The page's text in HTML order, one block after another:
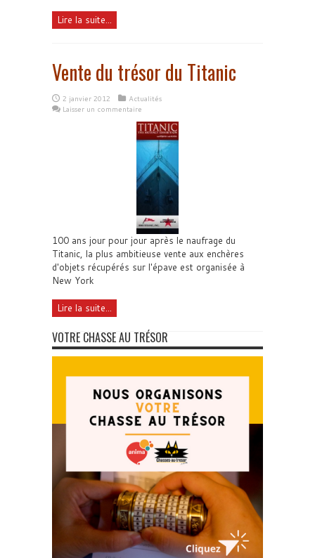
Lire la suite...
Vente du trésor du Titanic
2 janvier 2012
Actualités
Laisser un commentaire
100 ans jour pour jour après le naufrage du
Titanic, la plus ambitieuse vente aux enchères
d'objets récupérés sur l'épave est organisée à
New York
Lire la suite...
VOTRE CHASSE AU TRÉSOR